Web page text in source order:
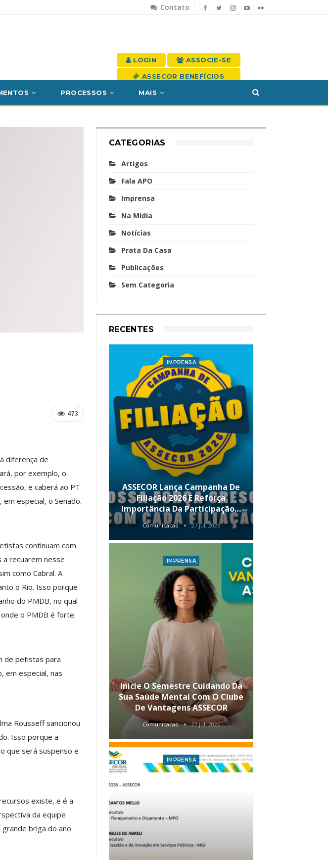
Contato
LOGIN ASSOCIE-SE
ASSECOR BENEFÍCIOS
PROCESSOS MAIS
473
diferença de
por exemplo, o
e caberá ao PT
especial, o Senado.
continuam com
a recuarem nesse
como Cabral. A
o Rio. Isso porque
do PMDB, no qual
o PMDB é forte.
de petistas para
em especial, nas
Rousseff sancionou
Isso porque a
que será suspenso e
existe, e é a
da equipe
briga do ano
CATEGORIAS
Artigos
Fala APO
Imprensa
Na Mídia
Notícias
Prata Da Casa
Publicações
Sem Categoria
RECENTES
Da ASSECOR
De Debate Sobre A
Das Carreiras Do…
IMPRENSA
29 jul, 2026
IMPRENSA
ASSECOR Lança Campanha De
Filiação 2026 E Reforça
Importância Da Participação…
Comunicacao 27 jul, 2026
IMPRENSA
Inicie O Semestre Cuidando Da
Sua Saúde Mental Com O Clube
De Vantagens ASSECOR
Comunicacao 22 jul, 2026
IMPRENSA